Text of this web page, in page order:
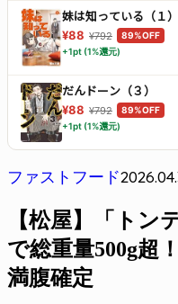
妹は知っている（１）
¥88 ¥792
89%OFF
+1pt (1%還元)
だんドーン（３）
¥88 ¥792
89%OFF
+1pt (1%還元)
ファストフード
【松屋】「トン
で総重量500g超
満腹確定